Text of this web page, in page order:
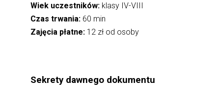
Wiek uczestników: klasy IV-VIII
Czas trwania: 60 min
Zajęcia płatne: 12 zł od osoby
Sekrety dawnego dokumentu